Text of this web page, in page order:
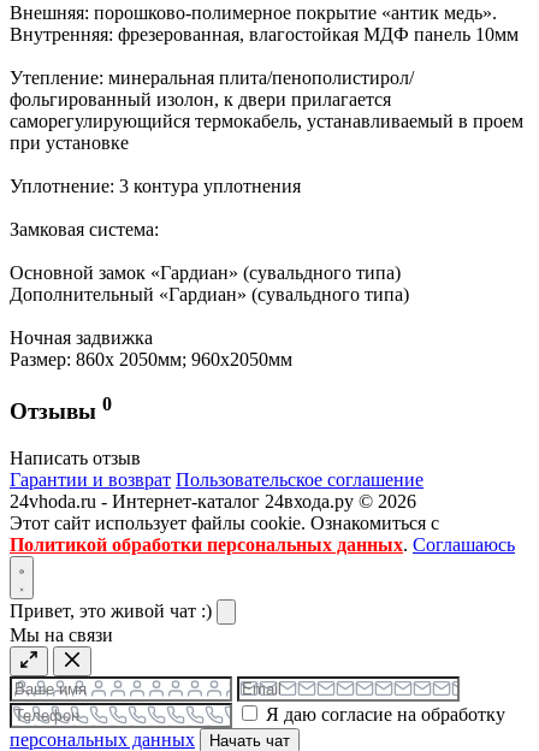
Внешняя: порошково-полимерное покрытие «антик медь».
Внутренняя: фрезерованная, влагостойкая МДФ панель 10мм
Утепление: минеральная плита/пенополистирол/
фольгированный изолон, к двери прилагается
саморегулирующийся термокабель, устанавливаемый в проем
при установке
Уплотнение: 3 контура уплотнения
Замковая система:
Основной замок «Гардиан» (сувальдного типа)
Дополнительный «Гардиан» (сувальдного типа)
Ночная задвижка
Размер: 860х 2050мм; 960х2050мм
Отзывы 0
Написать отзыв
Гарантии и возврат Пользовательское соглашение
24vhoda.ru - Интернет-каталог 24входа.ру © 2026
Этот сайт использует файлы cookie. Ознакомиться с
Политикой обработки персональных данных. Соглашаюсь
Привет, это живой чат :)
Мы на связи
Я даю согласие на обработку
персональных данных
Начать чат